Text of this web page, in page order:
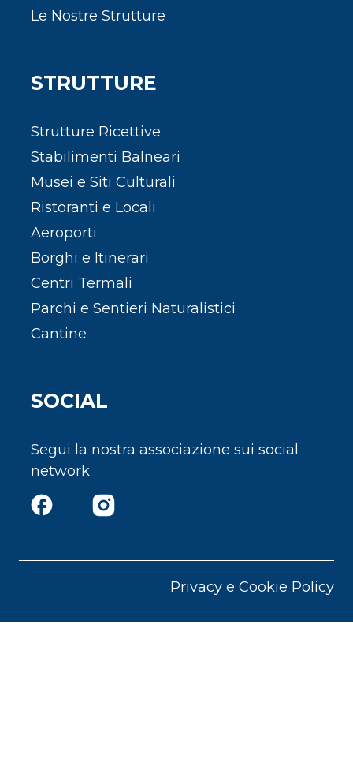
Le Nostre Strutture
STRUTTURE
Strutture Ricettive
Stabilimenti Balneari
Musei e Siti Culturali
Ristoranti e Locali
Aeroporti
Borghi e Itinerari
Centri Termali
Parchi e Sentieri Naturalistici
Cantine
SOCIAL
Segui la nostra associazione sui social
network
Privacy e Cookie Policy